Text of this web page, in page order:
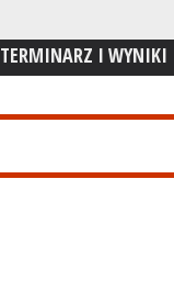
TERMINARZ I WYNIKI